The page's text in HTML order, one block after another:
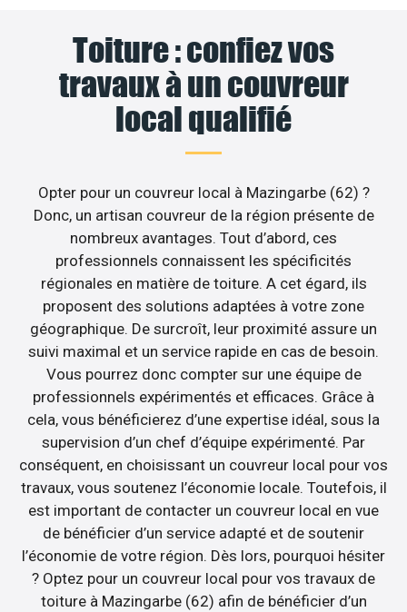
Toiture : confiez vos
travaux à un couvreur
local qualifié
Opter pour un couvreur local à Mazingarbe (62) ?
Donc, un artisan couvreur de la région présente de
nombreux avantages. Tout d’abord, ces
professionnels connaissent les spécificités
régionales en matière de toiture. A cet égard, ils
proposent des solutions adaptées à votre zone
géographique. De surcroît, leur proximité assure un
suivi maximal et un service rapide en cas de besoin.
Vous pourrez donc compter sur une équipe de
professionnels expérimentés et efficaces. Grâce à
cela, vous bénéficierez d’une expertise idéal, sous la
supervision d’un chef d’équipe expérimenté. Par
conséquent, en choisissant un couvreur local pour vos
travaux, vous soutenez l’économie locale. Toutefois, il
est important de contacter un couvreur local en vue
de bénéficier d’un service adapté et de soutenir
l’économie de votre région. Dès lors, pourquoi hésiter
? Optez pour un couvreur local pour vos travaux de
toiture à Mazingarbe (62) afin de bénéficier d’un